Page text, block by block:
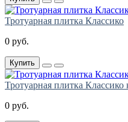
Тротуарная плитка Классико
0 руб.
Купить
Тротуарная плитка Классико
0 руб.